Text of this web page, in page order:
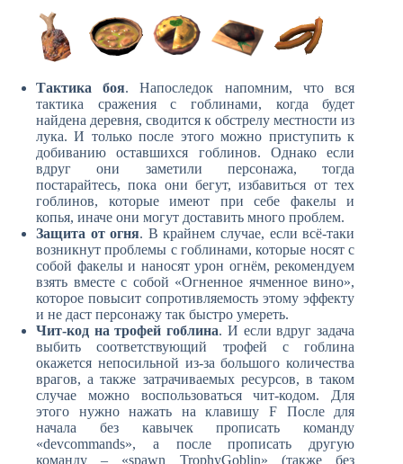
Тактика боя. Напоследок напомним, что вся
тактика сражения с гоблинами, когда будет
найдена деревня, сводится к обстрелу местности из
лука. И только после этого можно приступить к
добиванию оставшихся гоблинов. Однако если
вдруг они заметили персонажа, тогда
постарайтесь, пока они бегут, избавиться от тех
гоблинов, которые имеют при себе факелы и
копья, иначе они могут доставить много проблем.
Защита от огня. В крайнем случае, если всё-таки
возникнут проблемы с гоблинами, которые носят с
собой факелы и наносят урон огнём, рекомендуем
взять вместе с собой «Огненное ячменное вино»,
которое повысит сопротивляемость этому эффекту
и не даст персонажу так быстро умереть.
Чит-код на трофей гоблина. И если вдруг задача
выбить соответствующий трофей с гоблина
окажется непосильной из-за большого количества
врагов, а также затрачиваемых ресурсов, в таком
случае можно воспользоваться чит-кодом. Для
этого нужно нажать на клавишу F После для
начала без кавычек прописать команду
«devcommands», а после прописать другую
команду – «spawn TrophyGoblin» (также без